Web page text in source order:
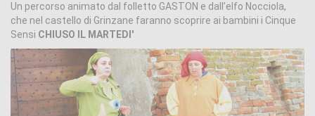
Un percorso animato dal folletto GASTON e dall’elfo Nocciola,
che nel castello di Grinzane faranno scoprire ai bambini i Cinque
Sensi CHIUSO IL MARTEDI'